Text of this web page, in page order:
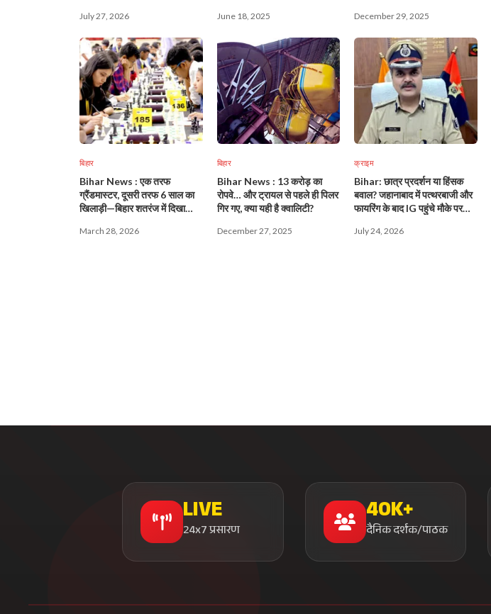
July 27, 2026 June 18, 2025 December 29, 2025
बिहार
Bihar News : एक तरफ
ग्रैंडमास्टर, दूसरी तरफ 6 साल का
खिलाड़ी—बिहार शतरंज में दिखा
March 28, 2026
बिहार
Bihar News : 13 करोड़ का
रोपवे… और ट्रायल से पहले ही पिलर
गिर गए, क्या यही है क्वालिटी?
December 27, 2025
क्राइम
Bihar: छात्र प्रदर्शन या हिंसक
बवाल? जहानाबाद में पत्थरबाजी और
फायरिंग के बाद IG पहुंचे मौके पर…
की तैयारी!
July 24, 2026
LIVE
24x7 प्रसारण
40K+
दैनिक दर्शक/पाठक